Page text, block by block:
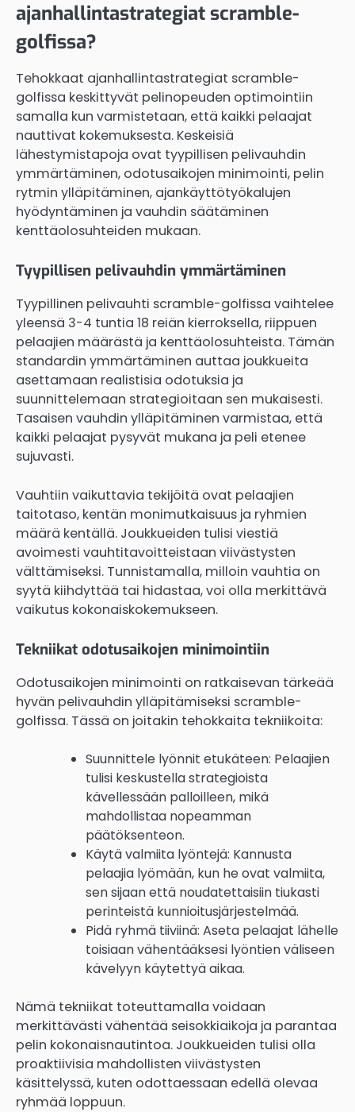
ajanhallintastrategiat scramble-
golfissa?
Tehokkaat ajanhallintastrategiat scramble-
golfissa keskittyvät pelinopeuden optimointiin
samalla kun varmistetaan, että kaikki pelaajat
nauttivat kokemuksesta. Keskeisiä
lähestymistapoja ovat tyypillisen pelivauhdin
ymmärtäminen, odotusaikojen minimointi, pelin
rytmin ylläpitäminen, ajankäyttötyökalujen
hyödyntäminen ja vauhdin säätäminen
kenttäolosuhteiden mukaan.
Tyypillisen pelivauhdin ymmärtäminen
Tyypillinen pelivauhti scramble-golfissa vaihtelee
yleensä 3-4 tuntia 18 reiän kierroksella, riippuen
pelaajien määrästä ja kenttäolosuhteista. Tämän
standardin ymmärtäminen auttaa joukkueita
asettamaan realistisia odotuksia ja
suunnittelemaan strategioitaan sen mukaisesti.
Tasaisen vauhdin ylläpitäminen varmistaa, että
kaikki pelaajat pysyvät mukana ja peli etenee
sujuvasti.
Vauhtiin vaikuttavia tekijöitä ovat pelaajien
taitotaso, kentän monimutkaisuus ja ryhmien
määrä kentällä. Joukkueiden tulisi viestiä
avoimesti vauhtitavoitteistaan viivästysten
välttämiseksi. Tunnistamalla, milloin vauhtia on
syytä kiihdyttää tai hidastaa, voi olla merkittävä
vaikutus kokonaiskokemukseen.
Tekniikat odotusaikojen minimointiin
Odotusaikojen minimointi on ratkaisevan tärkeää
hyvän pelivauhdin ylläpitämiseksi scramble-
golfissa. Tässä on joitakin tehokkaita tekniikoita:
Suunnittele lyönnit etukäteen: Pelaajien
tulisi keskustella strategioista
kävellessään palloilleen, mikä
mahdollistaa nopeamman
päätöksenteon.
Käytä valmiita lyöntejä: Kannusta
pelaajia lyömään, kun he ovat valmiita,
sen sijaan että noudatettaisiin tiukasti
perinteistä kunnioitusjärjestelmää.
Pidä ryhmä tiiviinä: Aseta pelaajat lähelle
toisiaan vähentääksesi lyöntien väliseen
kävelyyn käytettyä aikaa.
Nämä tekniikat toteuttamalla voidaan
merkittävästi vähentää seisokkiaikoja ja parantaa
pelin kokonaisnautintoa. Joukkueiden tulisi olla
proaktiivisia mahdollisten viivästysten
käsittelyssä, kuten odottaessaan edellä olevaa
ryhmää loppuun.